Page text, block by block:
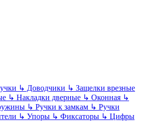
↳ Доводчики ↳ Защелки врезные
↳ Накладки дверные ↳ Оконная ↳
↳ Ручки к замкам ↳ Ручки
↳ Упоры ↳ Фиксаторы ↳ Цифры